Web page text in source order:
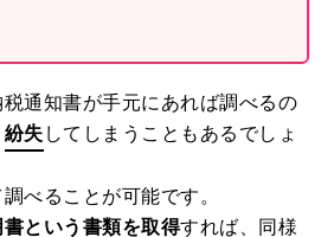
定資産税納税通知書内の課税
通知書が手元にあれば調べるの
紛失 してしまうこともあるでしょ